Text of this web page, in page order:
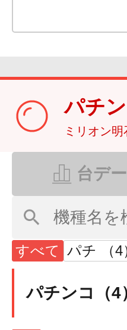
パチ
ミリオン明
台デ
すべて パチ （4
パチンコ（4